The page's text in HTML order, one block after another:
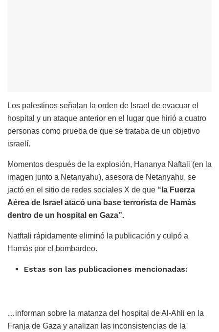
Los palestinos señalan la orden de Israel de evacuar el
hospital y un ataque anterior en el lugar que hirió a cuatro
personas como prueba de que se trataba de un objetivo
israelí.
Momentos después de la explosión, Hananya Naftali (en la
imagen junto a Netanyahu), asesora de Netanyahu, se
jactó en el sitio de redes sociales X de que “la Fuerza
Aérea de Israel atacó una base terrorista de Hamás
dentro de un hospital en Gaza”.
Natftali rápidamente eliminó la publicación y culpó a
Hamás por el bombardeo.
Estas son las publicaciones mencionadas:
…informan sobre la matanza del hospital de Al-Ahli en la
Franja de Gaza y analizan las inconsistencias de la